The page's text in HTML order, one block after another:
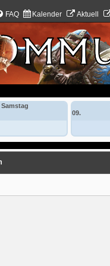
FAQ Kalender Aktuell
Samstag
09.